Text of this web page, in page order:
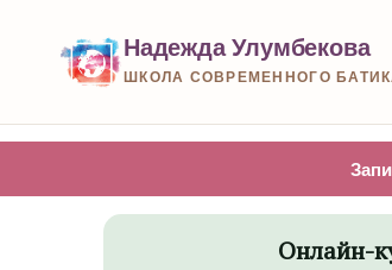
Надежда Улумбекова
ШКОЛА СОВРЕМЕННОГО
Онлайн-